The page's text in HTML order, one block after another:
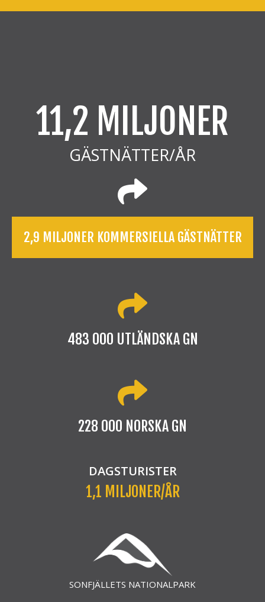
11,2 MILJONER
GÄSTNÄTTER/ÅR
2,9 MILJONER KOMMERSIELLA GÄSTNÄTTER
483 000 UTLÄNDSKA GN
228 000 NORSKA GN
DAGSTURISTER
1,1 MILJONER/ÅR
SONFJÄLLETS NATIONALPARK